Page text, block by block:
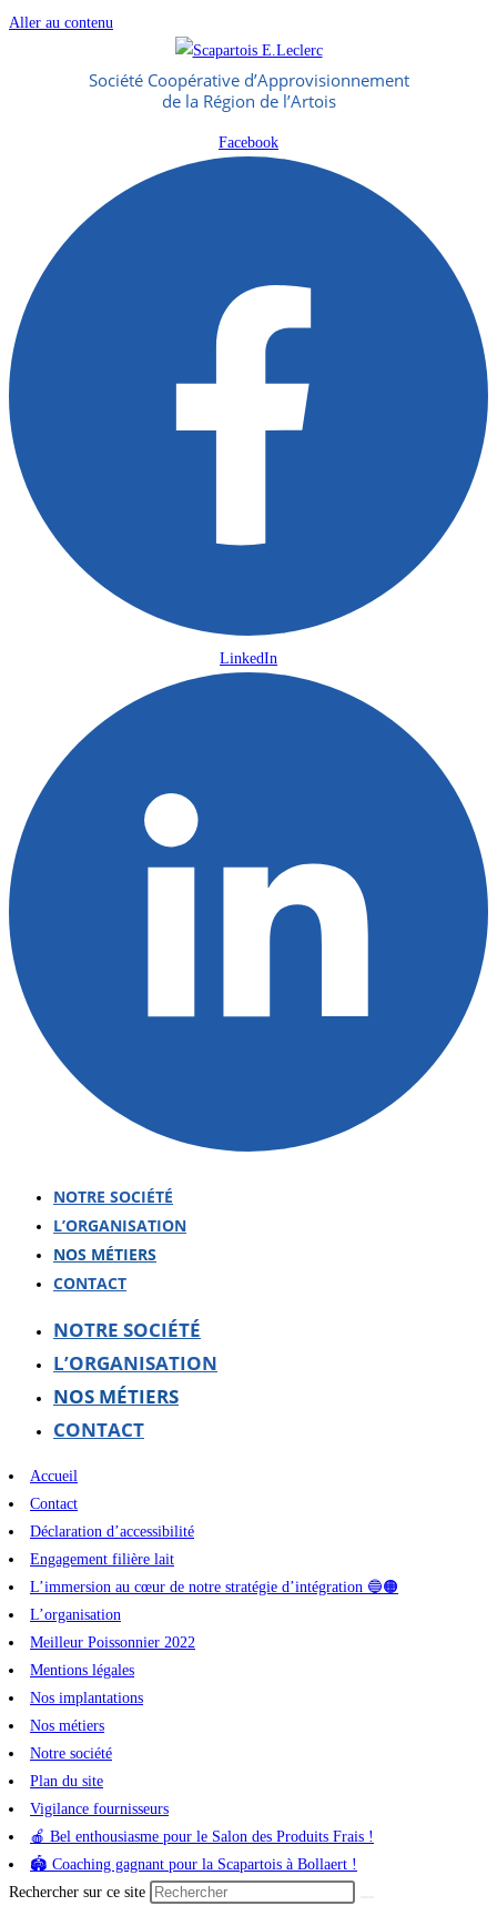
Aller au contenu
Société Coopérative d’Approvisionnement
de la Région de l’Artois
Facebook
LinkedIn
NOTRE SOCIÉTÉ
L’ORGANISATION
NOS MÉTIERS
CONTACT
NOTRE SOCIÉTÉ
L’ORGANISATION
NOS MÉTIERS
CONTACT
Accueil
Contact
Déclaration d’accessibilité
Engagement filière lait
L’immersion au cœur de notre stratégie d’intégration 🔵🟠
L’organisation
Meilleur Poissonnier 2022
Mentions légales
Nos implantations
Nos métiers
Notre société
Plan du site
Vigilance fournisseurs
🍎 Bel enthousiasme pour le Salon des Produits Frais !
🏟️ Coaching gagnant pour la Scapartois à Bollaert !
Rechercher sur ce site